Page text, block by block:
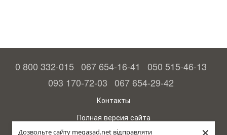
Дозвольте сайту megasad.net відправляти
0 800 332-015 067 654-16-41
050 515-46-13
093 170-72-03 067 654-29-42
Контакты
Полная версия сайта